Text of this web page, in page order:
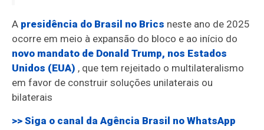
A presidência do Brasil no Brics neste ano de 2025
ocorre em meio à expansão do bloco e ao início do
novo mandato de Donald Trump, nos Estados
Unidos (EUA) , que tem rejeitado o multilateralismo
em favor de construir soluções unilaterais ou
bilaterais
>> Siga o canal daAgência Brasil no WhatsApp